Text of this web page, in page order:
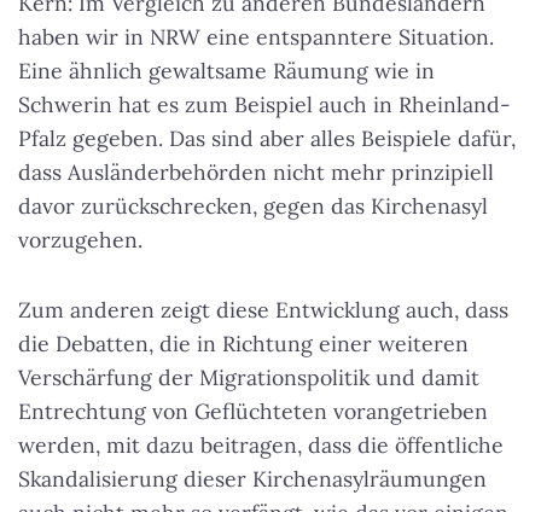
haben wir in NRW eine entspanntere Situation.
Eine ähnlich gewaltsame Räumung wie in
Schwerin hat es zum Beispiel auch in Rheinland-
Pfalz gegeben. Das sind aber alles Beispiele dafür,
dass Ausländerbehörden nicht mehr prinzipiell
davor zurückschrecken, gegen das Kirchenasyl
vorzugehen.
Zum anderen zeigt diese Entwicklung auch, dass
die Debatten, die in Richtung einer weiteren
Verschärfung der Migrationspolitik und damit
Entrechtung von Geflüchteten vorangetrieben
werden, mit dazu beitragen, dass die öffentliche
Skandalisierung dieser Kirchenasylräumungen